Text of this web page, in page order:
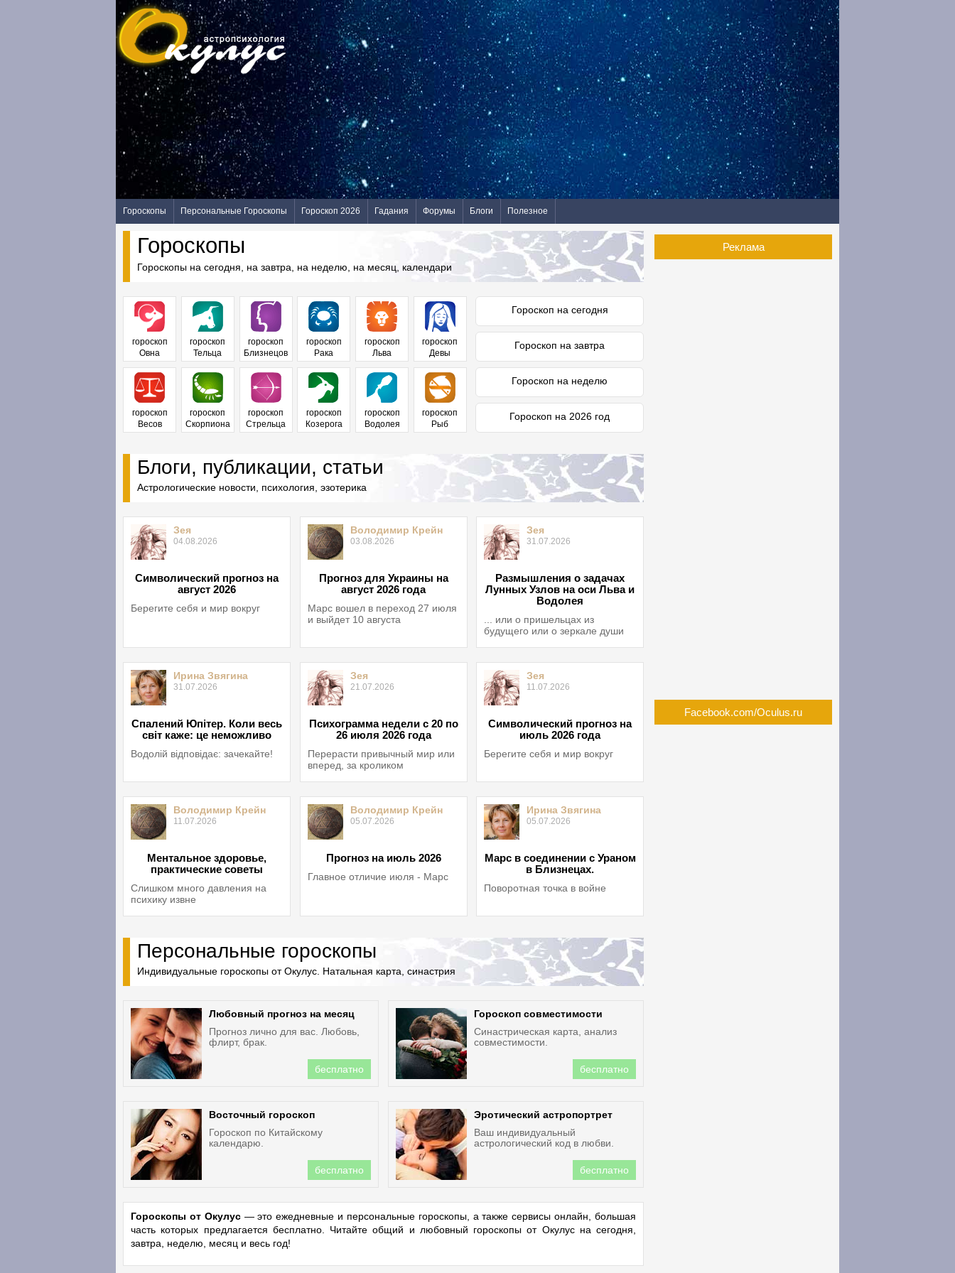
Гороскопы Персональные Гороскопы Гороскоп 2026 Гадания Форумы Блоги Полезное
Гороскопы
Гороскопы на сегодня, на завтра, на неделю, на месяц, календари
гороскоп
Овна
гороскоп
Тельца
гороскоп
Близнецов
гороскоп
Рака
гороскоп
Льва
гороскоп
Девы
гороскоп
Весов
гороскоп
Скорпиона
гороскоп
Стрельца
гороскоп
Козерога
гороскоп
Водолея
гороскоп
Рыб
Гороскоп на сегодня
Гороскоп на завтра
Гороскоп на неделю
Гороскоп на 2026 год
Блоги, публикации, статьи
Астрологические новости, психология, эзотерика
Зея
04.08.2026
Символический прогноз на
август 2026
Берегите себя и мир вокруг
Володимир Крейн
03.08.2026
Прогноз для Украины на
август 2026 года
Марс вошел в переход 27 июля
и выйдет 10 августа
Зея
31.07.2026
Размышления о задачах
Лунных Узлов на оси Льва и
Водолея
... или о пришельцах из
будущего или о зеркале души
Ирина Звягина
31.07.2026
Спалений Юпітер. Коли весь
світ каже: це неможливо
Водолій відповідає: зачекайте!
Зея
21.07.2026
Психограмма недели с 20 по
26 июля 2026 года
Перерасти привычный мир или
вперед, за кроликом
Зея
11.07.2026
Символический прогноз на
июль 2026 года
Берегите себя и мир вокруг
Володимир Крейн
11.07.2026
Ментальное здоровье,
практические советы
Слишком много давления на
психику извне
Володимир Крейн
05.07.2026
Прогноз на июль 2026
Главное отличие июля - Марс
Ирина Звягина
05.07.2026
Марс в соединении с Ураном
в Близнецах.
Поворотная точка в войне
Персональные гороскопы
Индивидуальные гороскопы от Окулус. Натальная карта, синастрия
Любовный прогноз на месяц
Прогноз лично для вас. Любовь,
флирт, брак.
бесплатно
Гороскоп совместимости
Синастрическая карта, анализ
совместимости.
бесплатно
Восточный гороскоп
Гороскоп по Китайскому
календарю.
бесплатно
Эротический астропортрет
Ваш индивидуальный
астрологический код в любви.
бесплатно
Гороскопы от Окулус— это ежедневные и персональные гороскопы, а также сервисы онлайн, большая
часть которых предлагается бесплатно. Читайте общий и любовный гороскопы от Окулус на сегодня,
завтра, неделю, месяц и весь год!
Реклама
Facebook.com/Oculus.ru